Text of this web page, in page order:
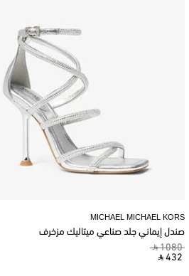
MICHAEL MICHAEL KORS
صندل إيماني جلد صناعي ميتاليك مزخرف
‎ ⃁ 1080 ‎
‎ ⃁ 432 ‎